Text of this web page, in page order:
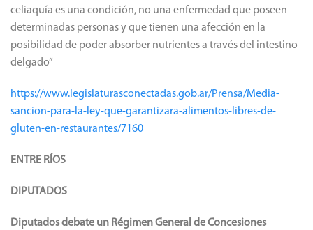
celiaquía es una condición, no una enfermedad que poseen
determinadas personas y que tienen una afección en la
posibilidad de poder absorber nutrientes a través del intestino
delgado”
https://www.legislaturasconectadas.gob.ar/Prensa/Media-
sancion-para-la-ley-que-garantizara-alimentos-libres-de-
gluten-en-restaurantes/7160
ENTRE RÍOS
DIPUTADOS
Diputados debate un Régimen General de Concesiones